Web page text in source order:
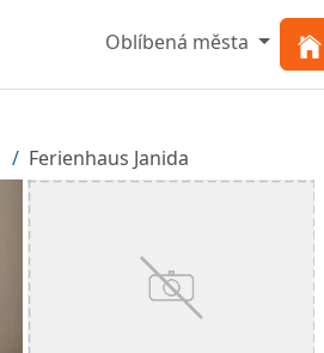
Oblíbená města
Ferienhaus Janida